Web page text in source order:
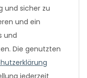
und sicher zu
und ein
und
Die genutzten
jederzeit